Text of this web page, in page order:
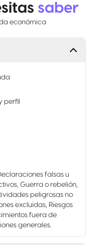
saber
económica
perfil
falsas u
Guerra o rebelión,
peligrosas no
excluidas, Riesgos
fuera de
generales.